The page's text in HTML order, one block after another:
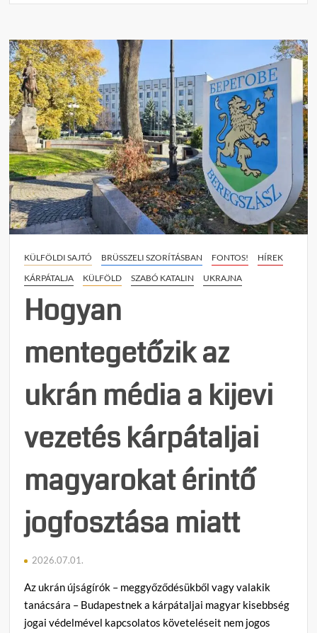
ukrán
a
KÜLFÖLDI SAJTÓ BRÜSSZELI SZORÍTÁSBAN FONTOS!
HÍREK
KÁRPÁTALJA
KÜLFÖLD SZABÓ KATALIN UKRAJNA
Hogyan
mentegetőzik az
ukrán média a kijevi
vezetés kárpátaljai
magyarokat érintő
jogfosztása miatt
2026.07.01.
Az ukrán újságírók – meggyőződésükből vagy valakik
tanácsára – Budapestnek a kárpátaljai magyar kisebbség
jogai védelmével kapcsolatos követeléseit nem jogos